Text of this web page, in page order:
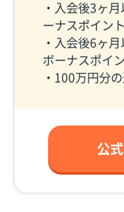
・入会後3ヶ
ーナスポイント
・入会後6ヶ
ボーナスポイ
・100万円分
公